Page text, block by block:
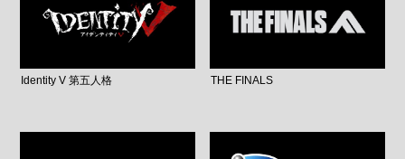
Identity V 第五人格 THE FINALS